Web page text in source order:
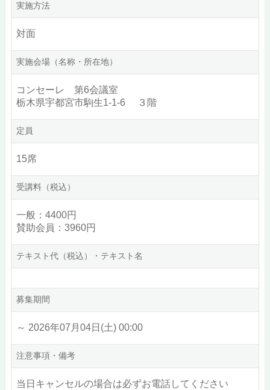
実施方法
対面
実施会場（名称・所在地）
コンセーレ 第6会議室
栃木県宇都宮市駒生1-1-6 ３階
定員
15席
受講料（税込）
一般：4400円
賛助会員：3960円
テキスト代（税込）・テキスト名
募集期間
～ 2026年07月04日(土) 00:00
注意事項・備考
当日キャンセルの場合は必ずお電話してください